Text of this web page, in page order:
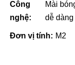
Công
nghệ:
Mài
dễ
Đơn vị tính: M2